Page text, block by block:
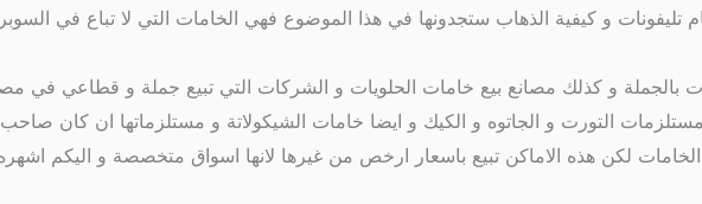
تليفونات و كيفية الذهاب ستجدونها في هذا الموضوع فهي الخامات التي لا تباع في
بالجملة و كذلك مصانع بيع خامات الحلويات و الشركات التي تبيع جملة و قطاعي في
مستلزمات التورت و الجاتوه و الكيك و ايضا خامات الشيكولاتة و مستلزماتها ان كان
لكن هذه الاماكن تبيع باسعار ارخص من غيرها لانها اسواق متخصصة و اليكم